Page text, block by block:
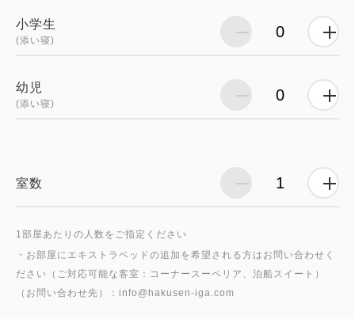
小学生
(添い寝)
幼児
(添い寝)
室数
1部屋あたりの人数をご指定ください
・お部屋にエキストラベッドの追加を希望される方はお問い合わせく
ださい（ご対応可能な客室：コーナースーペリア、泊船スイート）